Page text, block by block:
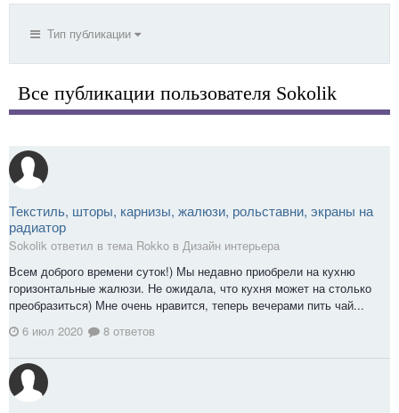
Тип публикации
Все публикации пользователя Sokolik
Текстиль, шторы, карнизы, жалюзи, рольставни, экраны на
радиатор
Sokolik ответил в тема Rokko в Дизайн интерьера
Всем доброго времени суток!) Мы недавно приобрели на кухню
горизонтальные жалюзи. Не ожидала, что кухня может на столько
преобразиться) Мне очень нравится, теперь вечерами пить чай...
6 июл 2020
8 ответов